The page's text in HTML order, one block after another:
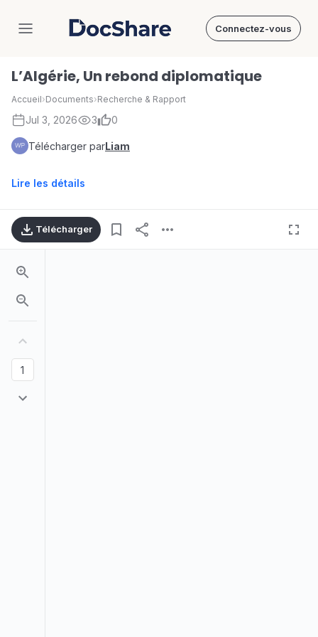
DocShare Connectez-vous
L’Algérie, Un rebond diplomatique
Accueil›Documents›Recherche & Rapport
Jul 3, 2026 3 0
Télécharger parLiam
Lire les détails
Télécharger